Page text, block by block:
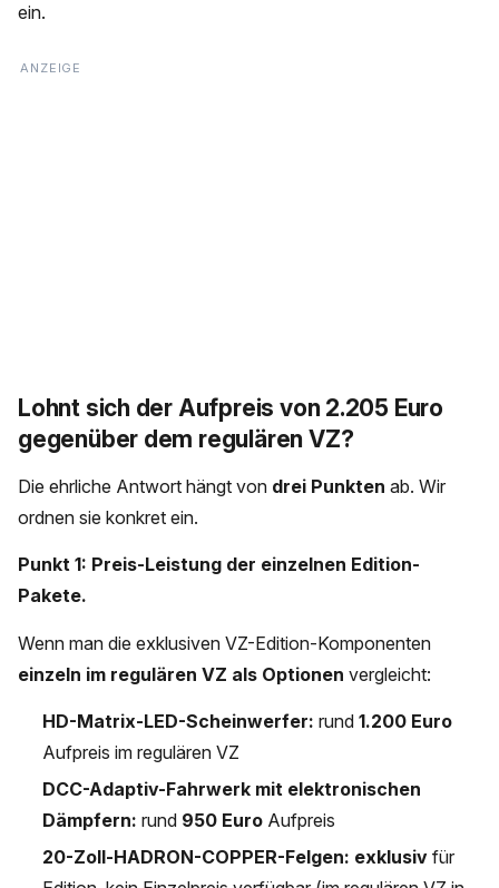
ein.
Lohnt sich der Aufpreis von 2.205 Euro
gegenüber dem regulären VZ?
Die ehrliche Antwort hängt von drei Punkten ab. Wir
ordnen sie konkret ein.
Punkt 1: Preis-Leistung der einzelnen Edition-
Pakete.
Wenn man die exklusiven VZ-Edition-Komponenten
einzeln im regulären VZ als Optionen vergleicht:
HD-Matrix-LED-Scheinwerfer: rund 1.200 Euro
Aufpreis im regulären VZ
DCC-Adaptiv-Fahrwerk mit elektronischen
Dämpfern: rund 950 EuroAufpreis
20-Zoll-HADRON-COPPER-Felgen: exklusivfür